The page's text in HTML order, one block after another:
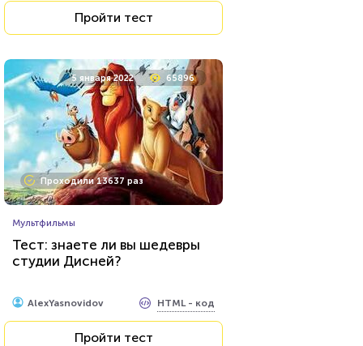
Пройти тест
5 января 2022 65896
Проходили 13637 раз
Мультфильмы
Тест: знаете ли вы шедевры
студии Дисней?
AlexYasnovidov HTML - код
Пройти тест